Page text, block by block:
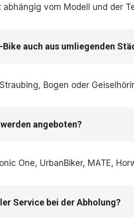
abhängig vom Modell und der
Bike auch aus umliegenden
Bogen oder
angeboten?
One, UrbanBiker, MATE,
Service bei der Abholung?